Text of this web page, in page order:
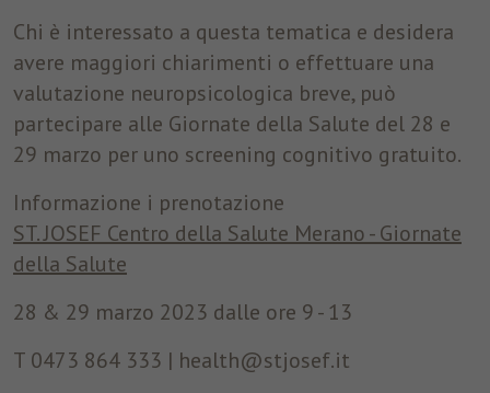
Chi è interessato a questa tematica e desidera
avere maggiori chiarimenti o effettuare una
valutazione neuropsicologica breve, può
partecipare alle Giornate della Salute del 28 e
29 marzo per uno screening cognitivo gratuito.
Informazione i prenotazione
ST. JOSEF Centro della Salute Merano - Giornate
della Salute
28 & 29 marzo 2023 dalle ore 9 - 13
T 0473 864 333 | health@stjosef.it